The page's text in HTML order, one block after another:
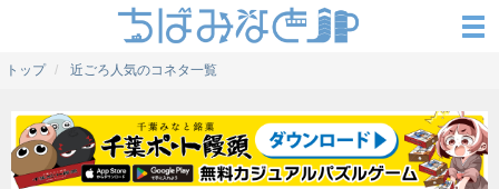
トップ 近ごろ人気のコネタ一覧